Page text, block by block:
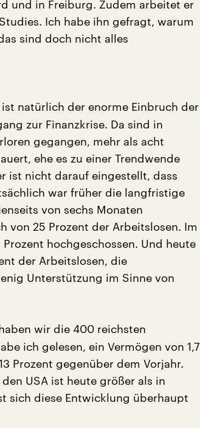
und in Freiburg. Zudem arbeitet er
Ich habe ihn gefragt, warum
sind doch nicht alles
natürlich der enorme Einbruch der
zur Finanzkrise. Da sind in
gegangen, mehr als acht
ehe es zu einer Trendwende
ist nicht darauf eingestellt, dass
war früher die langfristige
von sechs Monaten
von 25 Prozent der Arbeitslosen. Im
hochgeschossen. Und heute
der Arbeitslosen, die
Unterstützung im Sinne von
wir die 400 reichsten
ich gelesen, ein Vermögen von 1,7
Prozent gegenüber dem Vorjahr.
USA ist heute größer als in
sich diese Entwicklung überhaupt